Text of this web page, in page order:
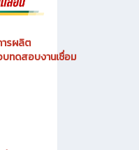
ลบุรี
รผลิต
ทดสอบงานเชื่อม